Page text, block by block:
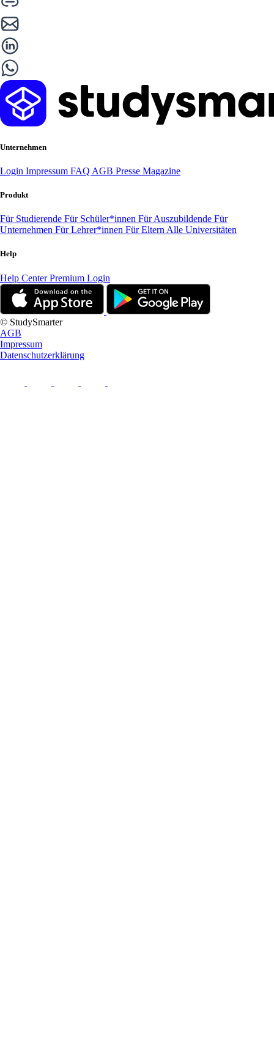
Unternehmen
Login Impressum FAQ AGB Presse Magazine
Produkt
Für Studierende Für Schüler*innen Für Auszubildende Für
Unternehmen Für Lehrer*innen Für Eltern Alle Universitäten
Help
Help CenterPremium Login
© StudySmarter
AGB
Impressum
Datenschutzerklärung